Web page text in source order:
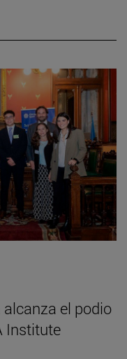
el podio
Institute